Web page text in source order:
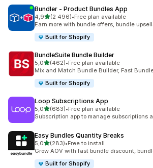
Bundler ‑ Product Bundles App
4,9/ 5 tähteä
(2 496)
2496 arvostelua yhteensä
•Free plan available
Earn more with bundle offers, bundle
Built for Shopify
BundleSuite Bundle Builder
5,0/ 5 tähteä
(462)
462 arvostelua yhteensä
•Free plan available
Mix and Match Bundle Builder, Fast
Built for Shopify
Loop Subscriptions App
5,0/ 5 tähteä
(683)
683 arvostelua yhteensä
•Free plan available
Subscription app to manage subscriptions
Easy Bundles Quantity Breaks
5,0/ 5 tähteä
(283)
283 arvostelua yhteensä
•Free to install
Grow AOV with fast bundle discount,
Built for Shopify